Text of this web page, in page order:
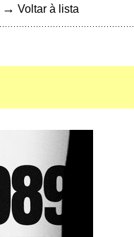
→ Voltar à lista